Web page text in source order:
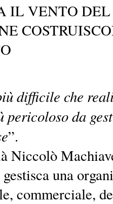
IL VENTO
difficile che
pericoloso da
”.
Niccolò
una
commerciale,